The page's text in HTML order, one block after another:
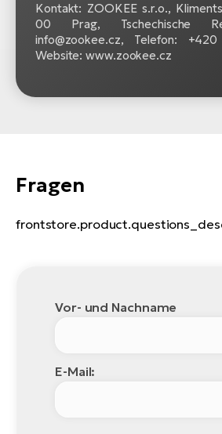
Kontakt: ZOOKEE s.r.o.,
00 Prag, Tschechische
info@zookee.cz, Telefon:
Website: www.zookee.cz
Fragen
Vor- und Nachname
E-Mail: